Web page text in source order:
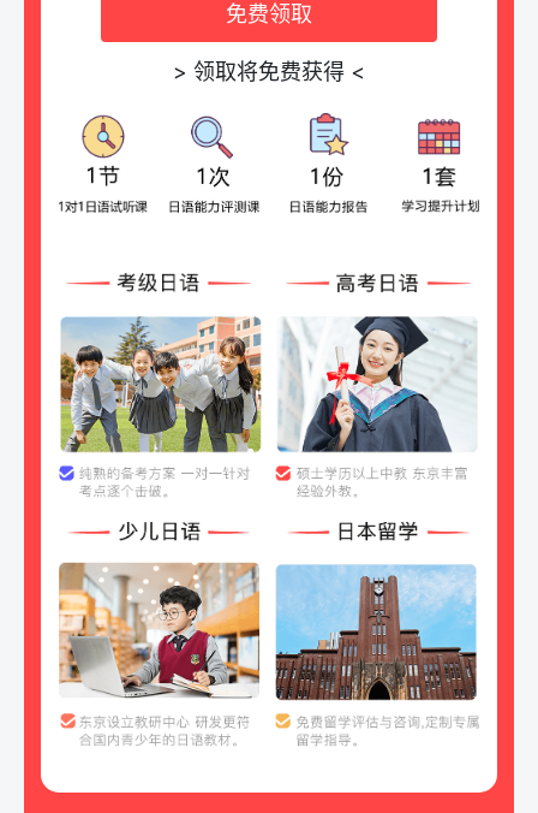
免费领取
> 领取将免费获得 <